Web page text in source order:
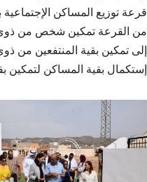
إستكمال بقية المساكن لتمكين بقية